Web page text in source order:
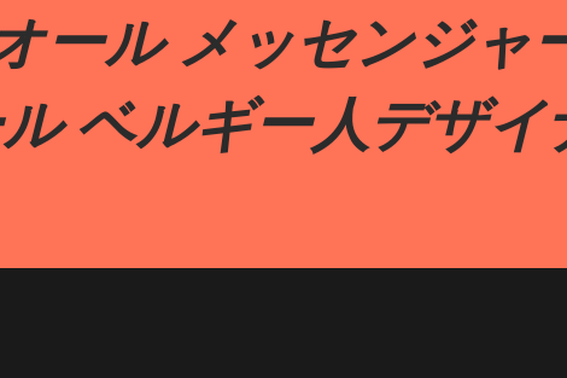
ール メッセンジャ
ベルギー人デザイ